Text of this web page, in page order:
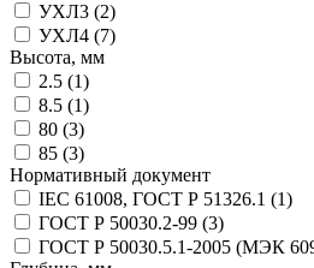
УХЛ3 (2)
УХЛ4 (7)
Высота, мм
2.5 (1)
8.5 (1)
80 (3)
85 (3)
Нормативный документ
IEC 61008, ГОСТ Р 51326.1 (1)
ГОСТ Р 50030.2-99 (3)
ГОСТ Р 50030.5.1-2005 (МЭК